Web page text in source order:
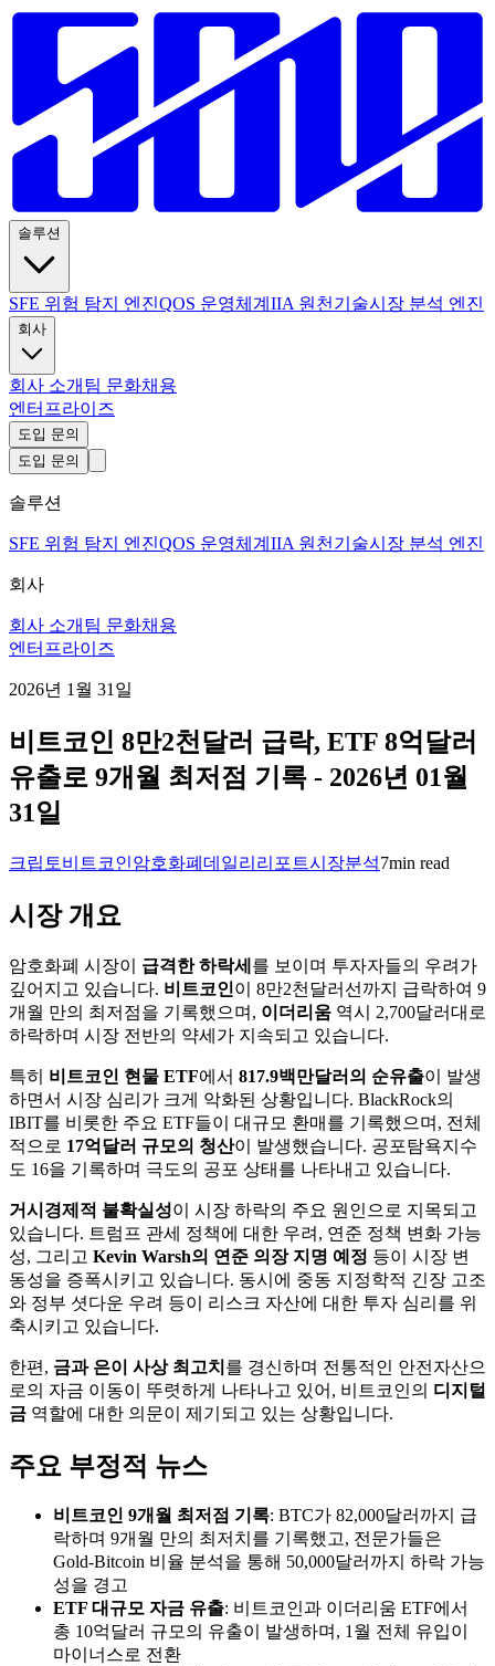
솔루션
SFE 위험 탐지 엔진QOS 운영체계 IIA 원천기술시장 분석 엔진
회사
회사 소개 팀 문화채용
엔터프라이즈
도입 문의
도입 문의
솔루션
SFE 위험 탐지 엔진QOS 운영체계 IIA 원천기술시장 분석 엔진
회사
회사 소개 팀 문화채용
엔터프라이즈
2026년 1월 31일
비트코인 8만2천달러 급락, ETF 8억달러
유출로 9개월 최저점 기록 - 2026년 01월
31일
크립토비트코인암호화폐 데일리리포트시장분석7min read
시장 개요
암호화폐 시장이 급격한 하락세 를 보이며 투자자들의 우려가
깊어지고 있습니다. 비트코인이 8만2천달러선까지 급락하여 9
개월 만의 최저점을 기록했으며, 이더리움 역시 2,700달러대로
하락하며 시장 전반의 약세가 지속되고 있습니다.
특히 비트코인 현물 ETF에서 817.9백만달러의 순유출이 발생
하면서 시장 심리가 크게 악화된 상황입니다. BlackRock의
IBIT를 비롯한 주요 ETF들이 대규모 환매를 기록했으며, 전체
적으로 17억달러 규모의 청산이 발생했습니다. 공포탐욕지수
도 16을 기록하며 극도의 공포 상태를 나타내고 있습니다.
거시경제적 불확실성이 시장 하락의 주요 원인으로 지목되고
있습니다. 트럼프 관세 정책에 대한 우려, 연준 정책 변화 가능
성, 그리고 Kevin Warsh의 연준 의장 지명 예정 등이 시장 변
동성을 증폭시키고 있습니다. 동시에 중동 지정학적 긴장 고조
와 정부 셧다운 우려 등이 리스크 자산에 대한 투자 심리를 위
축시키고 있습니다.
한편, 금과 은이 사상 최고치 를 경신하며 전통적인 안전자산으
로의 자금 이동이 뚜렷하게 나타나고 있어, 비트코인의 디지털
금 역할에 대한 의문이 제기되고 있는 상황입니다.
주요 부정적 뉴스
비트코인 9개월 최저점 기록: BTC가 82,000달러까지 급
락하며 9개월 만의 최저치를 기록했고, 전문가들은
Gold-Bitcoin 비율 분석을 통해 50,000달러까지 하락 가능
성을 경고
ETF 대규모 자금 유출: 비트코인과 이더리움 ETF에서
총 10억달러 규모의 유출이 발생하며, 1월 전체 유입이
마이너스로 전환